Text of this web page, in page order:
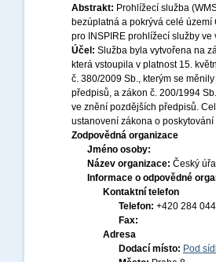
Abstrakt: Prohlížecí služba
bezúplatná a pokrývá celé
pro INSPIRE prohlížecí služby ve
Účel: Služba byla vytvořena na
která vstoupila v platnost 15.
č. 380/2009 Sb., kterým se
předpisů, a zákon č. 200/1994
ve znění pozdějších předpisů.
ustanovení zákona o
Zodpovědná organizace
Jméno osoby:
Název organizace: Český
Informace o odpovědné
Kontaktní telefon
Telefon: +420 284
Fax:
Adresa
Dodací místo: Pod